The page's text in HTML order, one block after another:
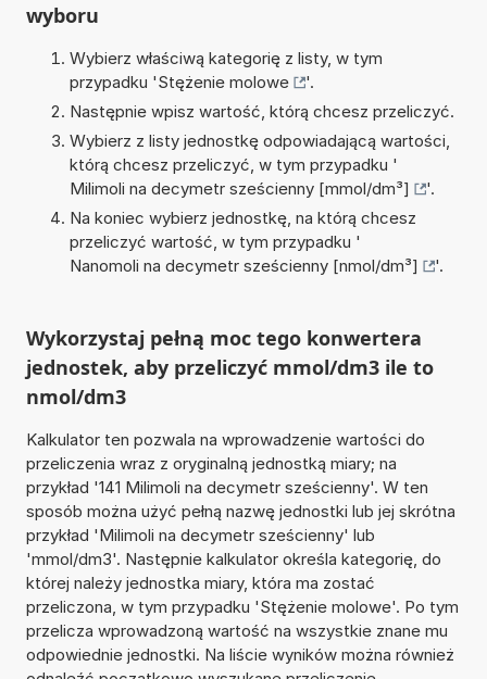
wyboru
Wybierz właściwą kategorię z listy, w tym
przypadku 'Stężenie molowe
'.
Następnie wpisz wartość, którą chcesz przeliczyć.
Wybierz z listy jednostkę odpowiadającą wartości,
którą chcesz przeliczyć, w tym przypadku '
Milimoli na decymetr sześcienny [mmol/dm³]
'.
Na koniec wybierz jednostkę, na którą chcesz
przeliczyć wartość, w tym przypadku '
Nanomoli na decymetr sześcienny [nmol/dm³]
'.
Wykorzystaj pełną moc tego konwertera
jednostek, aby przeliczyć mmol/dm3 ile to
nmol/dm3
Kalkulator ten pozwala na wprowadzenie wartości do
przeliczenia wraz z oryginalną jednostką miary; na
przykład '141 Milimoli na decymetr sześcienny'. W ten
sposób można użyć pełną nazwę jednostki lub jej skrótna
przykład 'Milimoli na decymetr sześcienny' lub
'mmol/dm3'. Następnie kalkulator określa kategorię, do
której należy jednostka miary, która ma zostać
przeliczona, w tym przypadku 'Stężenie molowe'. Po tym
przelicza wprowadzoną wartość na wszystkie znane mu
odpowiednie jednostki. Na liście wyników można również